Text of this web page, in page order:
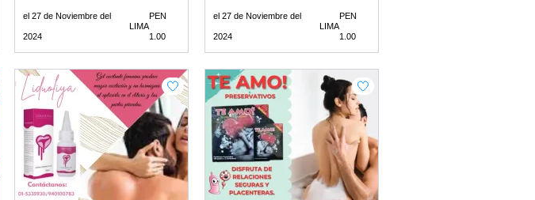
el 27 de Noviembre del
2024
LIMA
PEN
1.00
el 27 de Noviembre del
2024
LIMA
PEN
1.00